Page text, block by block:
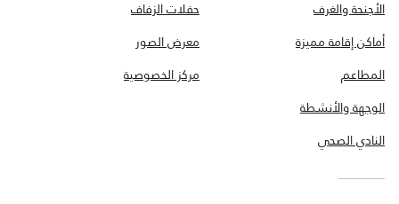
الأجنحة والغرف
أماكن إقامة مميزة
المطاعم
الوجهة والأنشطة
النادي الصحي
حفلات الزفاف
معرض الصور
مركز الخصوصية